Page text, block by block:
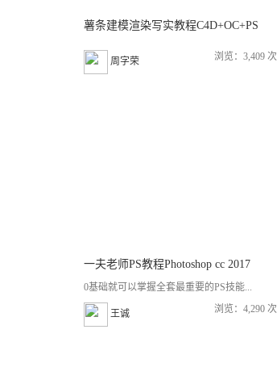
薯条建模渲染写实教程C4D+OC+PS
周字荣 浏览：3,409 次
一夫老师PS教程Photoshop cc 2017
0基础就可以掌握全套最重要的PS技能...
王诚 浏览：4,290 次